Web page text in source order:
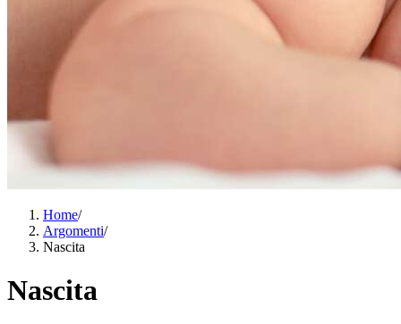
Home/
Argomenti/
Nascita
Nascita